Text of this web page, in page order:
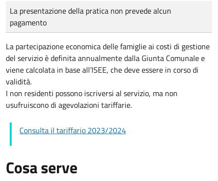
Tipo di pagamento
Importo
La presentazione della pratica non prevede alcun
pagamento
La partecipazione economica delle famiglie ai costi di gestione
del servizio è definita annualmente dalla Giunta Comunale e
viene calcolata in base all’ISEE, che deve essere in corso di
validità.
I non residenti possono iscriversi al servizio, ma non
usufruiscono di agevolazioni tariffarie.
Consulta il tariffario 2023/2024
Cosa serve